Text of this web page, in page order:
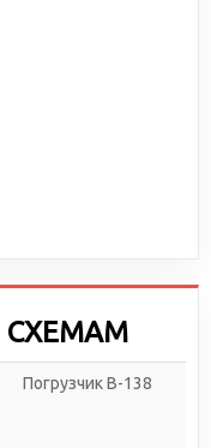
СХЕМАМ
Погрузчик В-138